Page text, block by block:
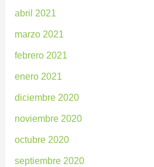
abril 2021
marzo 2021
febrero 2021
enero 2021
diciembre 2020
noviembre 2020
octubre 2020
septiembre 2020